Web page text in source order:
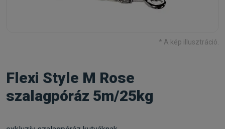
* A kép illusztráció.
Flexi Style M Rose
szalagpóráz 5m/25kg